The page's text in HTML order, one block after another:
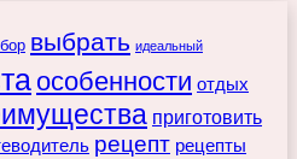
выбрать идеальный
особенности отдых
приготовить
рецепт рецепты